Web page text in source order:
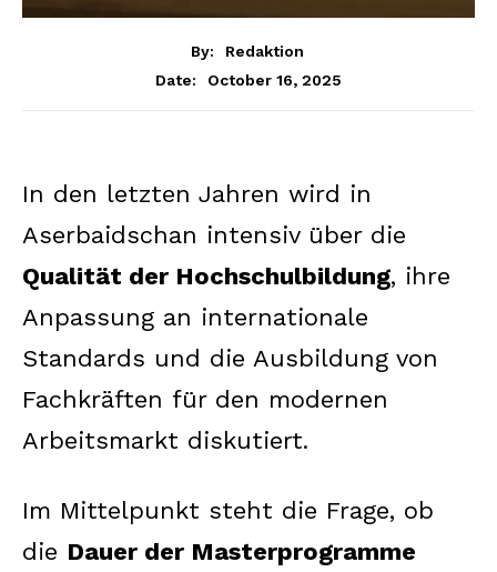
By:
Redaktion
Date:
October 16, 2025
In den letzten Jahren wird in
Aserbaidschan intensiv über die
Qualität der Hochschulbildung, ihre
Anpassung an internationale
Standards und die Ausbildung von
Fachkräften für den modernen
Arbeitsmarkt diskutiert.
Im Mittelpunkt steht die Frage, ob
die Dauer der Masterprogramme